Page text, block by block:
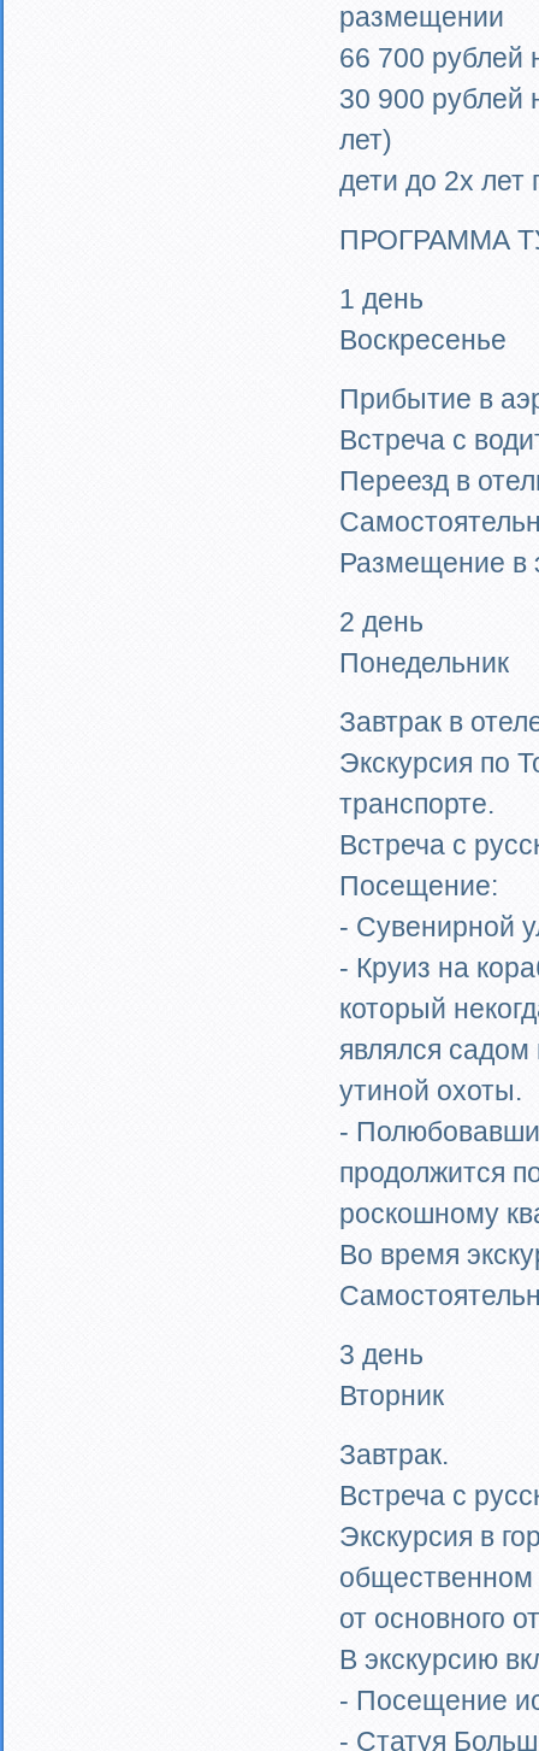
размещении
66 700 рублей
30 900 рублей
лет)
дети до 2х лет
ПРОГРАММА
1 день
Воскресенье
Прибытие в
Встреча с
Переезд в
Размещение в
2 день
Понедельник
Завтрак в
Экскурсия по
транспорте.
Встреча с
Посещение:
- Сувенирной
- Круиз на
который
являлся
утиной охоты.
-
продолжится
роскошному
Во время
3 день
Вторник
Завтрак.
Встреча с
Экскурсия в
общественном
от основного
В экскурсию
- Посещение
- Статуя